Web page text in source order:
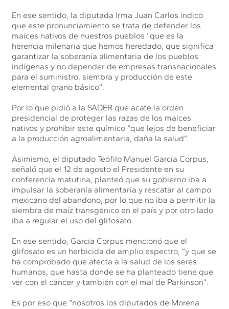
En ese sentido, la diputada Irma Juan Carlos indicó
que este pronunciamiento se trata de defender los
maíces nativos de nuestros pueblos “que es la
herencia milenaria que hemos heredado, que significa
garantizar la soberanía alimentaria de los pueblos
indígenas y no depender de empresas transnacionales
para el suministro, siembra y producción de este
elemental grano básico”.
Por lo que pidió a la SADER que acate la orden
presidencial de proteger las razas de los maíces
nativos y prohibir este químico “que lejos de beneficiar
a la producción agroalimentaria, daña la salud”.
Asimismo, el diputado Teófilo Manuel García Corpus,
señaló que el 12 de agosto el Presidente en su
conferencia matutina, planteó que su gobierno iba a
impulsar la soberanía alimentaria y rescatar al campo
mexicano del abandono, por lo que no iba a permitir la
siembra de maíz transgénico en el país y por otro lado
iba a regular el uso del glifosato
En ese sentido, García Corpus mencionó que el
glifosato es un herbicida de amplio espectro, ”y que se
ha comprobado que afecta a la salud de los seres
humanos; que hasta donde se ha planteado tiene que
ver con el cáncer y también con el mal de Parkinson”.
Es por eso que “nosotros los diputados de Morena